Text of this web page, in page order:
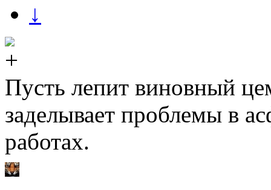
↓
Пусть лепит виновный
заделывает проблемы в
работах.